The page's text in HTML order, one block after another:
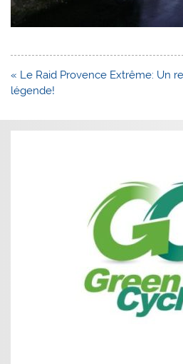
Navigation
de
« Le Raid Provence Extrême: Un
légende!